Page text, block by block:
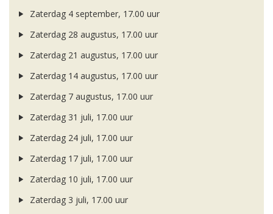
Zaterdag 4 september, 17.00 uur
Zaterdag 28 augustus, 17.00 uur
Zaterdag 21 augustus, 17.00 uur
Zaterdag 14 augustus, 17.00 uur
Zaterdag 7 augustus, 17.00 uur
Zaterdag 31 juli, 17.00 uur
Zaterdag 24 juli, 17.00 uur
Zaterdag 17 juli, 17.00 uur
Zaterdag 10 juli, 17.00 uur
Zaterdag 3 juli, 17.00 uur